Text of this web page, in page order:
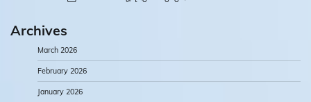
Archives
March 2026
February 2026
January 2026